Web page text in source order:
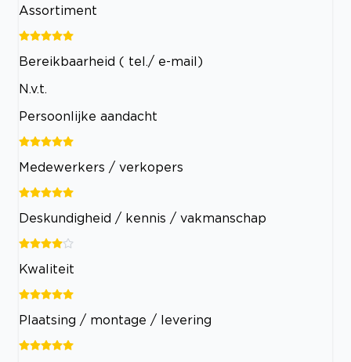
Assortiment
Bereikbaarheid ( tel./ e-mail)
N.v.t.
Persoonlijke aandacht
Medewerkers / verkopers
Deskundigheid / kennis / vakmanschap
Kwaliteit
Plaatsing / montage / levering